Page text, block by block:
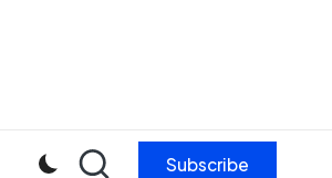
Subscribe